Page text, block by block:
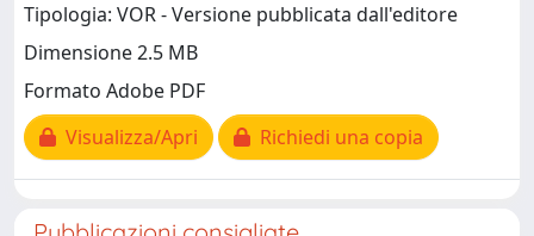
Tipologia: VOR - Versione pubblicata dall'editore
Dimensione 2.5 MB
Formato Adobe PDF
Visualizza/Apri
Richiedi una copia